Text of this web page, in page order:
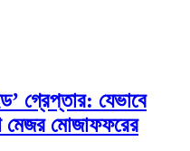
গ্রেপ্তার: যেভাবে
মেজর মোজাফফরের